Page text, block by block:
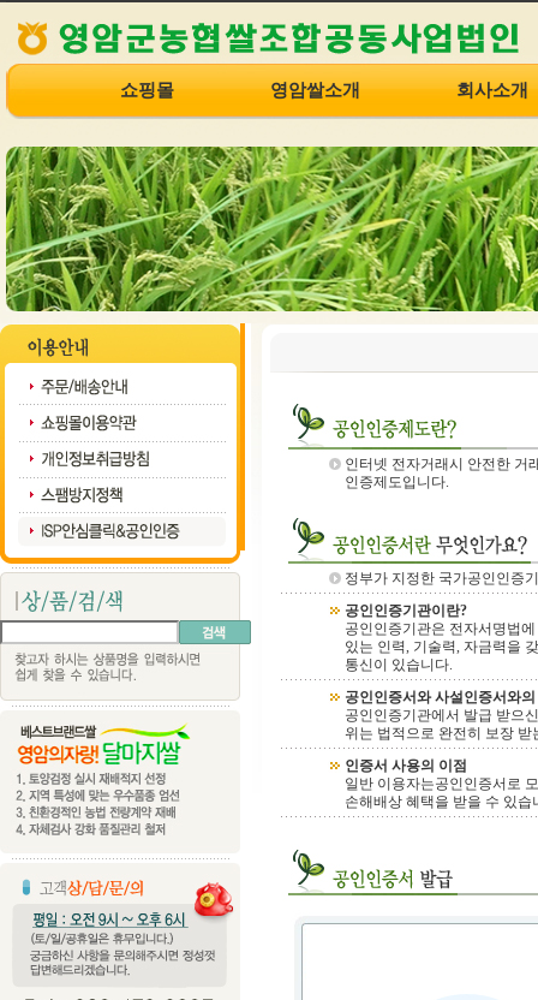
쇼핑몰 영암쌀소개 회사소개
인터넷 전자거래시 안전한 거
인증제도입니다.
정부가 지정한 국가공인인증
공인인증기관이란?
공인인증기관은 전자서명법
있는 인력, 기술력, 자금력을
통신이 있습니다.
공인인증서와 사설인증서와
공인인증기관에서 발급 받으
위는 법적으로 완전히 보장 받
인증서 사용의 이점
일반 이용자는공인인증서로
손해배상 혜택을 받을 수 있습